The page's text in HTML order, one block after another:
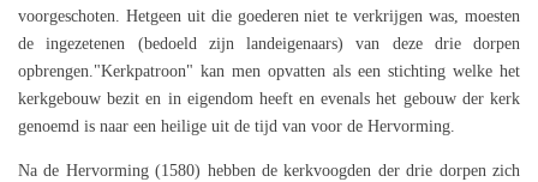
voorgeschoten. Hetgeen uit die goederen niet te verkrijgen was, moesten
de ingezetenen (bedoeld zijn landeigenaars) van deze drie dorpen
opbrengen."Kerkpatroon" kan men opvatten als een stichting welke het
kerkgebouw bezit en in eigendom heeft en evenals het gebouw der kerk
genoemd is naar een heilige uit de tijd van voor de Hervorming.
Na de Hervorming (1580) hebben de kerkvoogden der drie dorpen zich